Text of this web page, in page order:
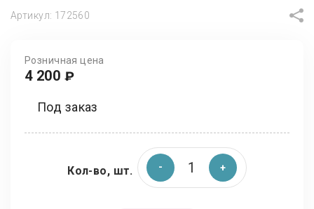
Артикул: 172560
Розничная цена
4 200 ₽
Под заказ
Кол-во, шт.